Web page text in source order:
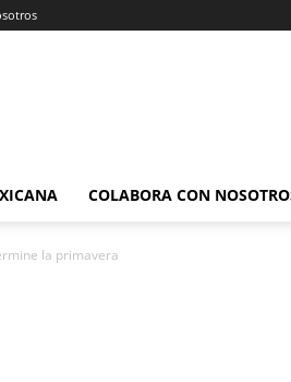
COLABORA CON
la primavera